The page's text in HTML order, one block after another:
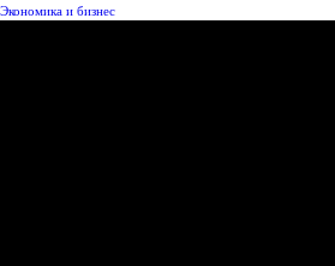
Экономика и бизнес